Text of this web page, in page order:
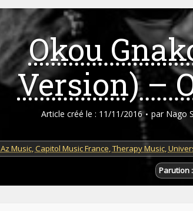
Okou
Version) –
Article créé le : 11/11/2016 par Nago
Az Music,Capitol Music France,Therapy Music,
Parution :